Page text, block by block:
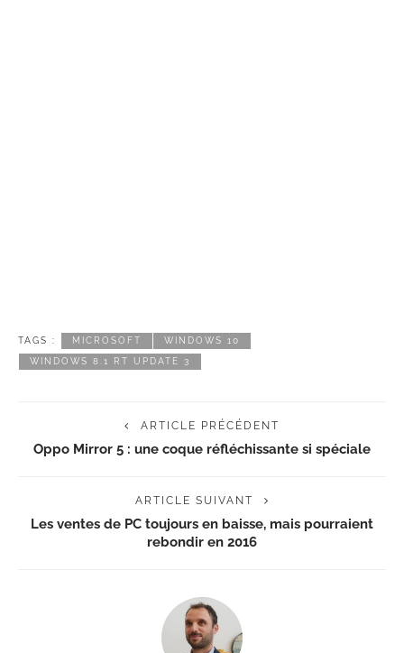
TAGS : MICROSOFT WINDOWS 10
WINDOWS 8.1 RT UPDATE 3
ARTICLE PRÉCÉDENT
Oppo Mirror 5 : une coque réfléchissante si spéciale
ARTICLE SUIVANT
Les ventes de PC toujours en baisse, mais pourraient
rebondir en 2016